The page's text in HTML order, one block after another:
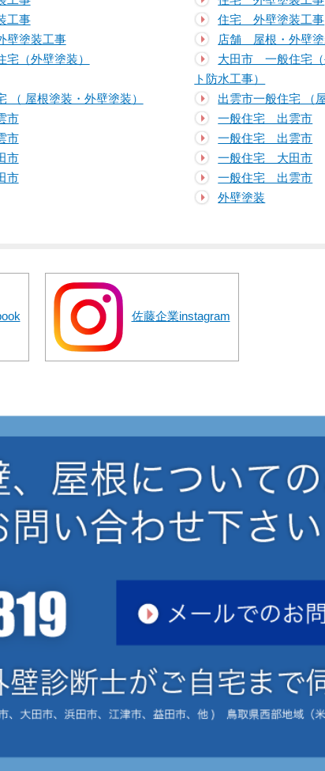
工事
住宅 外壁塗装工事
壁塗装工事
店舗 屋根・外壁
（外壁塗装）
大田市 一般住宅（
ト防水工事）
（ 屋根塗装・外壁塗装）
出雲市一般住宅 （
市
一般住宅 出雲市
市
一般住宅 出雲市
市
一般住宅 大田市
市
一般住宅 出雲市
外壁塗装
佐藤企業instagram